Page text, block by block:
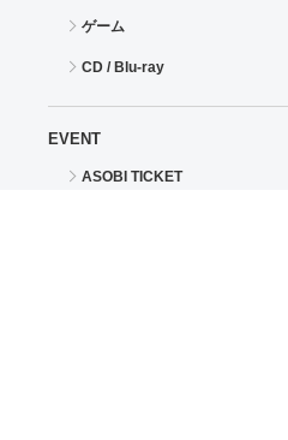
ゲーム
CD / Blu-ray
EVENT
ASOBI TICKET